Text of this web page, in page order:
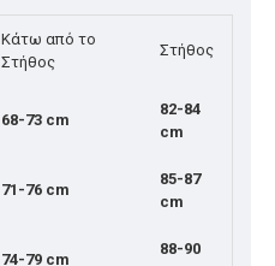
Κάτω από το
Στήθος
Στήθος
68-73 cm
82-84
cm
71-76 cm
85-87
cm
74-79 cm
88-90